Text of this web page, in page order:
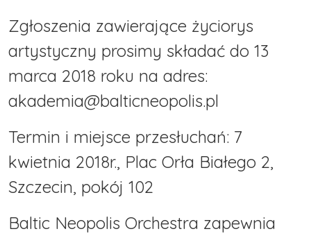
Zgłoszenia zawierające życiorys
artystyczny prosimy składać do 13
marca 2018 roku na adres:
akademia@balticneopolis.pl
Termin i miejsce przesłuchań: 7
kwietnia 2018r., Plac Orła Białego 2,
Szczecin, pokój 102
Baltic Neopolis Orchestra zapewnia